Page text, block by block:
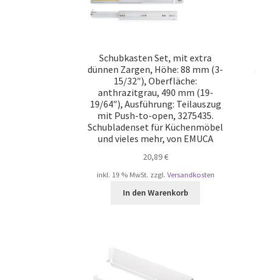
Schubkasten Set, mit extra
dünnen Zargen, Höhe: 88 mm (3-
15/32″), Oberfläche:
anthrazitgrau, 490 mm (19-
19/64″), Ausführung: Teilauszug
mit Push-to-open, 3275435.
Schubladenset für Küchenmöbel
und vieles mehr, von EMUCA
20,89€
inkl. 19 % MwSt. zzgl. Versandkosten
In den Warenkorb